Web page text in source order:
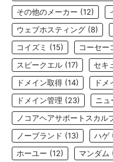
その他のメーカー (12)
ウェブホスティング (8)
コイズミ (15) コーセー
スピークエル (17) セキ
ドメイン取得 (14) ドメ
ドメイン管理 (23) ニュ
ノコアヘアサポートスカル
ノーブランド (13) ハゲ
ホーユー (12) マンダム